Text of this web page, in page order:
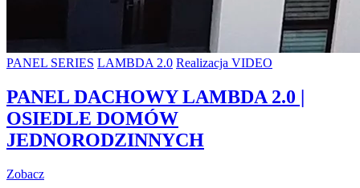
PANEL SERIES LAMBDA 2.0 Realizacja VIDEO
PANEL DACHOWY LAMBDA 2.0 |
OSIEDLE DOMÓW
JEDNORODZINNYCH
Zobacz